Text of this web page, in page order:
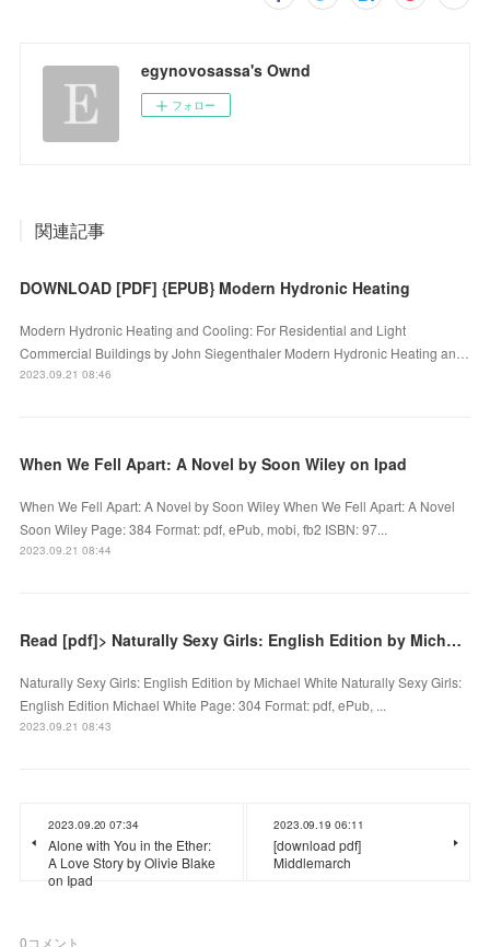
egynovosassa's Ownd
フォロー
関連記事
DOWNLOAD [PDF] {EPUB} Modern Hydronic Heating
Modern Hydronic Heating and Cooling: For Residential and Light
Commercial Buildings by John Siegenthaler Modern Hydronic Heating an…
2023.09.21 08:46
When We Fell Apart: A Novel by Soon Wiley on Ipad
When We Fell Apart: A Novel by Soon Wiley When We Fell Apart: A Novel
Soon Wiley Page: 384 Format: pdf, ePub, mobi, fb2 ISBN: 97...
2023.09.21 08:44
Read [pdf]> Naturally Sexy Girls: English Edition by Michael White
Naturally Sexy Girls: English Edition by Michael White Naturally Sexy Girls:
English Edition Michael White Page: 304 Format: pdf, ePub, ...
2023.09.21 08:43
2023.09.20 07:34
Alone with You in the Ether:
A Love Story by Olivie Blake
on Ipad
2023.09.19 06:11
[download pdf]
Middlemarch
0コメント